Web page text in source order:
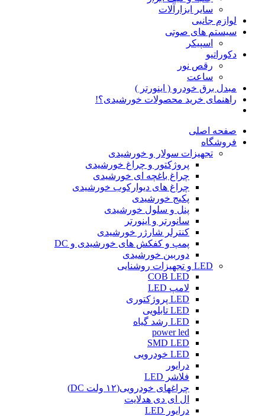
سایر ابزارآلات
لوازم جانبی
سیستم های صوتی
اسپیکر
دکوراتیو
رقص نور
ساعت
مبدل برق خودرو ( اینورتر )
راهنمای خرید محصولات خورشیدی؟!
صفحه اصلی
فروشگاه
تجهیزات سولار و خورشیدی
پروژکتور و چراغ خورشیدی
چراغ باغچه ای خورشیدی
چراغ های دیوارکوب خورشیدی
پکیج خورشیدی
پنل و سلول خورشیدی
سانورتر و اینورتر
کنترلر شارژر خورشیدی
پمپ و کفکش های خورشیدی و DC
دوربین خورشیدی
LED و تجهیزات روشنایی
COB LED
لامپ LED
LED پروژکتوری
LED تابلویی
LED رشد گیاه
power led
SMD LED
LED خودرویی
درایور
فلاشر LED
چراغهای خودرویی(۱۲ ولت DC)
ال ای دی هدلایت
درایور LED